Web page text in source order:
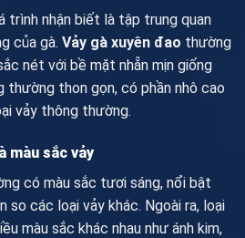
trình nhận biết là tập trung quan
của gà. Vảy gà xuyên đao thường
nét với bề mặt nhẵn mịn giống
thường thon gọn, có phần nhô cao
vảy thông thường.
màu sắc vảy
có màu sắc tươi sáng, nổi bật
so các loại vảy khác. Ngoài ra, loại
màu sắc khác nhau như ánh kim,